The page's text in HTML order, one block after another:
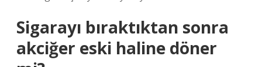
Sigarayı bıraktıktan sonra
akciğer eski haline döner